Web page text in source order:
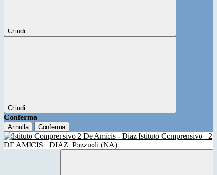
Chiudi
Chiudi
Conferma
Annulla Conferma
Istituto Comprensivo
2
DE AMICIS - DIAZ Pozzuoli (NA)